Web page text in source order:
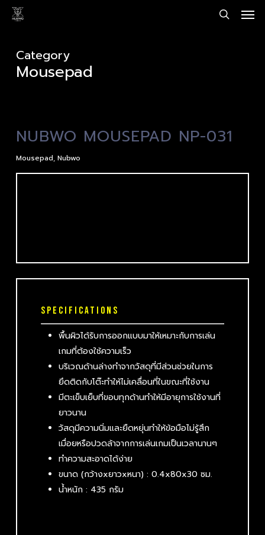
Skip
contentCategory
Mousepad
NUBWO MOUSEPAD NP-031
Mousepad, Nubwo
SPECIFICATIONS
พื้นผิวได้รับการออกแบบมาให้เหมาะกับการเล่น
เกมที่ต้องใช้ความเร็ว
บริเวณด้านล่างทำจากวัสดุที่มีส่วนช่วยในการ
ยึดติดกับโต๊ะทำให้ไม่เคลื่อนที่ในขณะที่ใช้งาน
มีตะเข็บเย็บที่ขอบทุกด้านทำให้มีอายุการใช้งานที่
ยาวนาน
วัสดุมีความนิ่มและยืดหยุ่นทำให้ข้อมือไม่รู้สึก
เมื่อยหรือปวดล้าจากการเล่นเกมเป็นเวลานานๆ
ทำความสะอาดได้ง่าย
ขนาด (กว้างxยาวxหนา) : 0.4x80x30ซม.
น้ำหนัก : 435 กรัม